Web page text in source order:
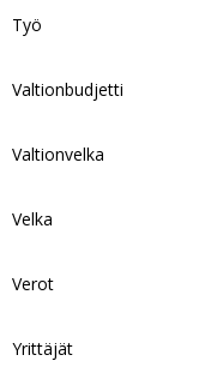
Työ
Valtionbudjetti
Valtionvelka
Velka
Verot
Yrittäjät